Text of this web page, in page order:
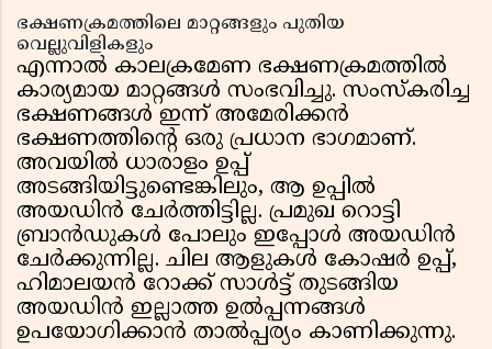
ഭക്ഷണക്രമത്തിലെ മാറ്റങ്ങളും പുതിയ
വെല്ലുവിളികളും
എന്നാൽ കാലക്രമേണ ഭക്ഷണക്രമത്തിൽ
കാര്യമായ മാറ്റങ്ങൾ സംഭവിച്ചു. സംസ്കരിച്ച
ഭക്ഷണങ്ങൾ ഇന്ന് അമേരിക്കൻ
ഭക്ഷണത്തിന്റെ ഒരു പ്രധാന ഭാഗമാണ്.
അവയിൽ ധാരാളം ഉപ്പ്
അടങ്ങിയിട്ടുണ്ടെങ്കിലും, ആ ഉപ്പിൽ
അയഡിൻ ചേർത്തിട്ടില്ല. പ്രമുഖ റൊട്ടി
ബ്രാൻഡുകൾ പോലും ഇപ്പോൾ അയഡിൻ
ചേർക്കുന്നില്ല. ചില ആളുകൾ കോഷർ ഉപ്പ്,
ഹിമാലയൻ റോക്ക് സാൾട്ട് തുടങ്ങിയ
അയഡിൻ ഇല്ലാത്ത ഉൽപ്പന്നങ്ങൾ
ഉപയോഗിക്കാൻ താൽപ്പര്യം കാണിക്കുന്നു.